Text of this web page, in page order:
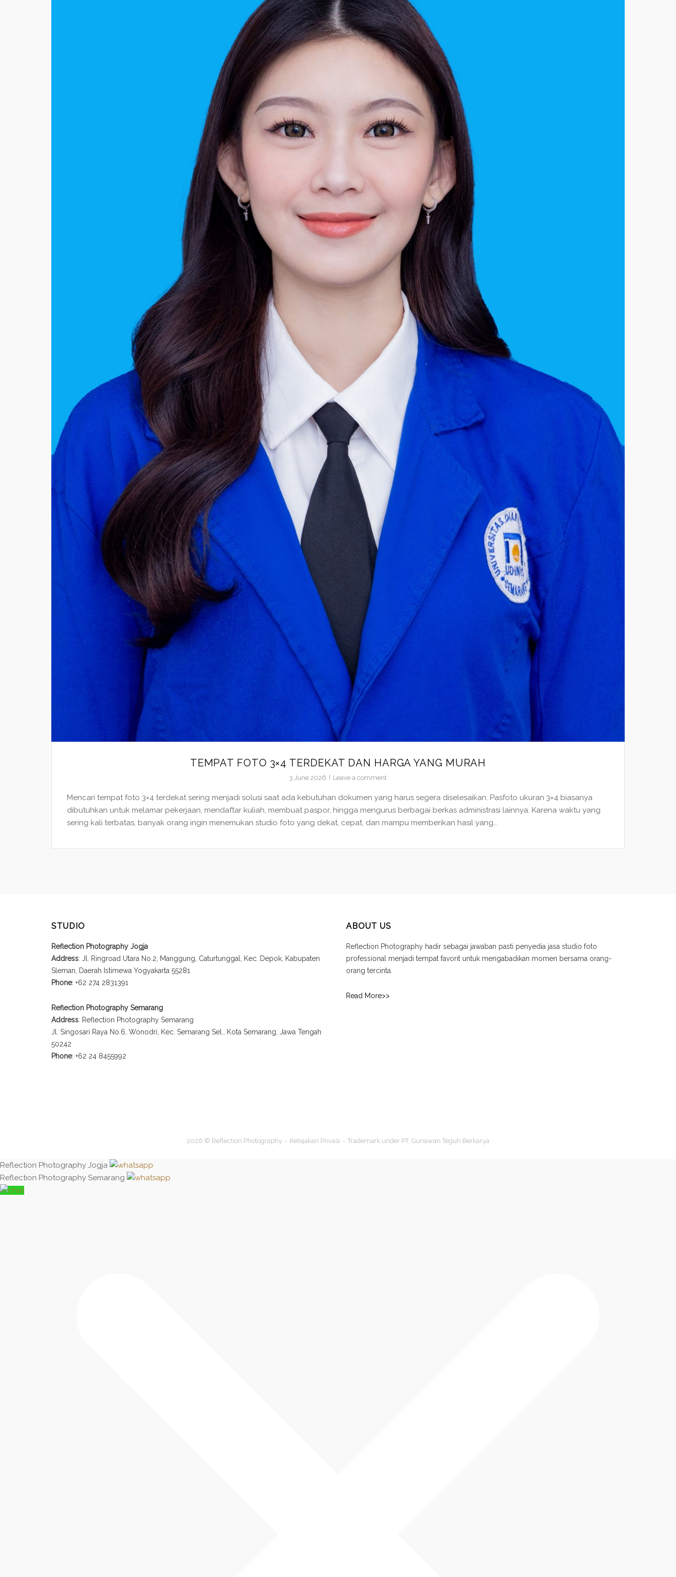
TEMPAT FOTO 3×4 TERDEKAT DAN HARGA YANG MURAH
3 June 2026 Leave a comment
Mencari tempat foto 3×4 terdekat sering menjadi solusi saat ada kebutuhan dokumen yang harus segera diselesaikan. Pasfoto ukuran 3×4 biasanya
dibutuhkan untuk melamar pekerjaan, mendaftar kuliah, membuat paspor, hingga mengurus berbagai berkas administrasi lainnya. Karena waktu yang
sering kali terbatas, banyak orang ingin menemukan studio foto yang dekat, cepat, dan mampu memberikan hasil yang...
STUDIO
Reflection Photography Jogja
Address: Jl. Ringroad Utara No.2, Manggung, Caturtunggal, Kec. Depok, Kabupaten
Sleman, Daerah Istimewa Yogyakarta 55281
Phone: +62 274 2831391
Reflection Photography Semarang
Address: Reflection Photography Semarang
Jl. Singosari Raya No.6, Wonodri, Kec. Semarang Sel., Kota Semarang, Jawa Tengah
50242
Phone: +62 24 8455992
ABOUT US
Reflection Photography hadir sebagai jawaban pasti penyedia jasa studio foto
professional menjadi tempat favorit untuk mengabadikan momen bersama orang-
orang tercinta.
Read More>>
2026 © Reflection Photography Kebijakan Privasi Trademark under PT. Gunawan Teguh Berkarya
Reflection Photography Jogja
Reflection Photography Semarang